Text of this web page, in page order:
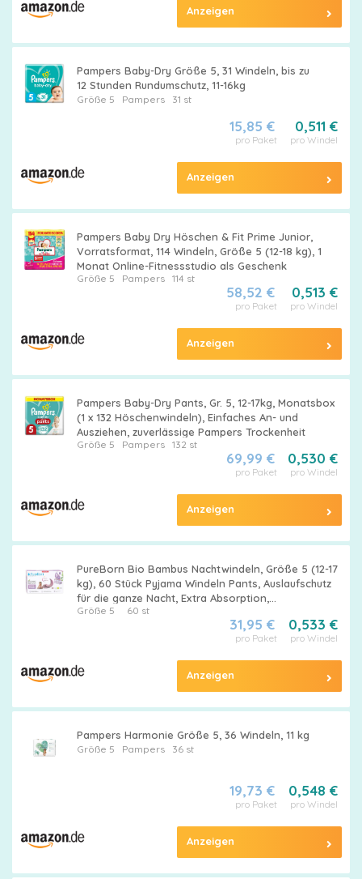
Anzeigen
Pampers Baby-Dry Größe 5, 31 Windeln, bis zu
12 Stunden Rundumschutz, 11-16kg
Größe 5 Pampers31 st
0,511 €
pro Windel
15,85 €
pro Paket
Anzeigen
Pampers Baby Dry Höschen & Fit Prime Junior,
Vorratsformat, 114 Windeln, Größe 5 (12-18 kg), 1
Monat Online-Fitnessstudio als Geschenk
Größe 5 Pampers114 st
0,513 €
pro Windel
58,52 €
pro Paket
Anzeigen
Pampers Baby-Dry Pants, Gr. 5, 12-17kg, Monatsbox
(1 x 132 Höschenwindeln), Einfaches An- und
Ausziehen, zuverlässige Pampers Trockenheit
Größe 5 Pampers132 st
0,530 €
pro Windel
69,99 €
pro Paket
Anzeigen
PureBorn Bio Bambus Nachtwindeln, Größe 5 (12-17
kg), 60 Stück Pyjama Windeln Pants, Auslaufschutz
für die ganze Nacht, Extra Absorption,
Geruchsschutz, Höschenwindeln mit Nässeindikator
Größe 5 60 st
0,533 €
pro Windel
31,95 €
pro Paket
Anzeigen
Pampers Harmonie Größe 5, 36 Windeln, 11 kg
Größe 5 Pampers36 st
0,548 €
pro Windel
19,73 €
pro Paket
Anzeigen